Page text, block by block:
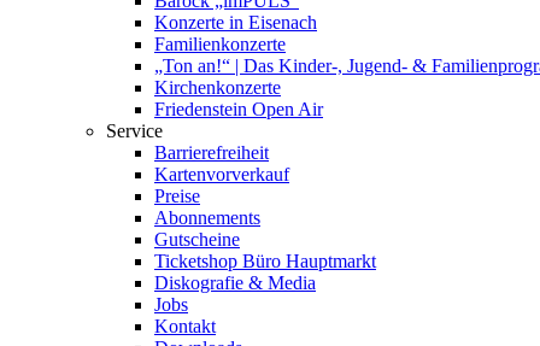
Konzerte in Eisenach
Familienkonzerte
„Ton an!“ | Das Kinder-, Jugend- &
Kirchenkonzerte
Friedenstein Open Air
Service
Barrierefreiheit
Kartenvorverkauf
Preise
Abonnements
Gutscheine
Ticketshop Büro Hauptmarkt
Diskografie & Media
Jobs
Kontakt